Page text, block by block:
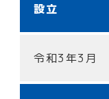
設立
令和3年3月